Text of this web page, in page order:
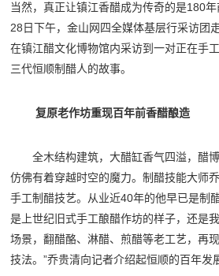
当然，真正让镇江香醋成为传奇的是180
28日下午，金山网四全媒体基层行采访团
在镇江醋文化博物馆内采访到一对正在手
三代恒顺制醋人的故事。
复原老作坊重现百年前香醋酿造
全木结构建筑，大醋缸香气四溢，醋
仿佛有着穿越时空的魔力。制醋技能大师
手工制醋技艺。从业近40年的他早已是制
是上世纪旧式手工酿醋作坊的样子，还是
场景，翻醋酪、淋醋、煎醋等老工艺，再
技法。”乔贵清向记者介绍起恒顺的百年发